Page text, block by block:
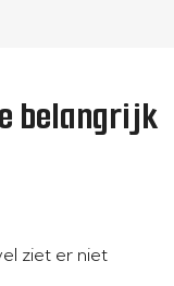
belangrijk
ziet er niet